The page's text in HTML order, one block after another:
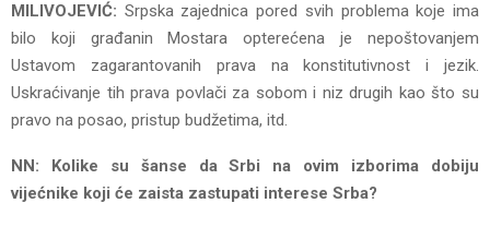
MILIVOJEVIĆ: Srpska zajednica pored svih problema koje ima
bilo koji građanin Mostara opterećena je nepoštovanjem
Ustavom zagarantovanih prava na konstitutivnost i jezik.
Uskraćivanje tih prava povlači za sobom i niz drugih kao što su
pravo na posao, pristup budžetima, itd.
NN: Kolike su šanse da Srbi na ovim izborima dobiju
vijećnike koji će zaista zastupati interese Srba?